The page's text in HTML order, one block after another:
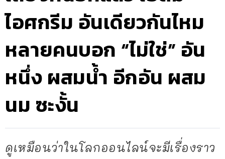
ไอศกรีม อันเดียวกันไหม
หลายคนบอก “ไม่ใช่” อัน
หนึ่ง ผสมน้ำ อีกอัน ผสม
นม ซะงั้น
ดูเหมือนว่าในโลกออนไลน์จะมีเรื่องราว